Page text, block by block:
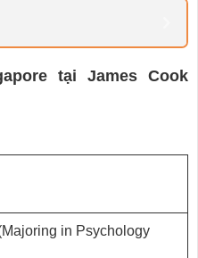
tại James Cook
in Psychology